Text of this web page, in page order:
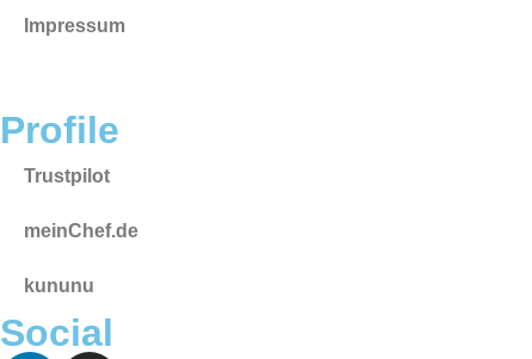
Impressum
Profile
Trustpilot
meinChef.de
kununu
Social